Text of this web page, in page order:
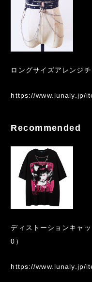
ロングサイズアレンジ
https://www.lunaly.jp/
Recommended
ディストーションキャ
0）
https://www.lunaly.jp/